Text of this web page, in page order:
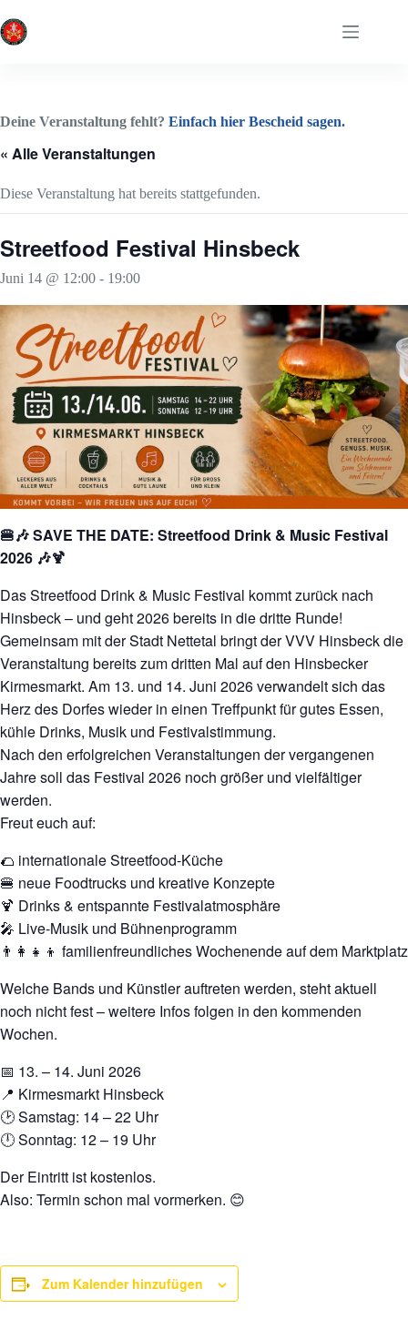
Inhalt
springen
Deine Veranstaltung fehlt? Einfach hier Bescheid sagen.
« Alle Veranstaltungen
Diese Veranstaltung hat bereits stattgefunden.
Streetfood Festival Hinsbeck
Juni 14 @ 12:00 - 19:00
🍔🎶 SAVE THE DATE: Streetfood Drink & Music Festival
2026 🎶🍹
Das Streetfood Drink & Music Festival kommt zurück nach
Hinsbeck – und geht 2026 bereits in die dritte Runde!
Gemeinsam mit der Stadt Nettetal bringt der VVV Hinsbeck die
Veranstaltung bereits zum dritten Mal auf den Hinsbecker
Kirmesmarkt. Am 13. und 14. Juni 2026 verwandelt sich das
Herz des Dorfes wieder in einen Treffpunkt für gutes Essen,
kühle Drinks, Musik und Festivalstimmung.
Nach den erfolgreichen Veranstaltungen der vergangenen
Jahre soll das Festival 2026 noch größer und vielfältiger
werden.
Freut euch auf:
🌮 internationale Streetfood-Küche
🍔 neue Foodtrucks und kreative Konzepte
🍹 Drinks & entspannte Festivalatmosphäre
🎤 Live-Musik und Bühnenprogramm
👨‍👩‍👧‍👦 familienfreundliches Wochenende auf dem Marktplatz
Welche Bands und Künstler auftreten werden, steht aktuell
noch nicht fest – weitere Infos folgen in den kommenden
Wochen.
📅 13. – 14. Juni 2026
📍 Kirmesmarkt Hinsbeck
🕑 Samstag: 14 – 22 Uhr
🕛 Sonntag: 12 – 19 Uhr
Der Eintritt ist kostenlos.
Also: Termin schon mal vormerken. 😊
Zum Kalender hinzufügen